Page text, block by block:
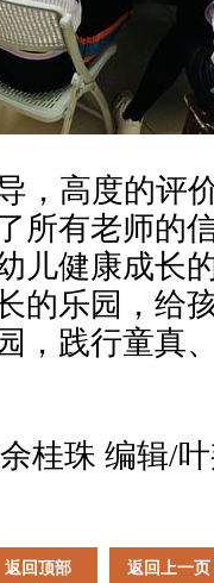
，高度的评
所有老师的
儿健康成长
的乐园，给
，践行童真
余桂珠 编辑/
返回顶部 返回上一页